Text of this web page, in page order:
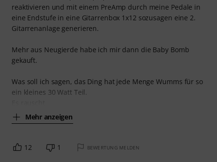
reaktivieren und mit einem PreAmp durch meine Pedale in
eine Endstufe in eine Gitarrenbox 1x12 sozusagen eine 2.
Gitarrenanlage generieren.
Mehr aus Neugierde habe ich mir dann die Baby Bomb
gekauft.
Was soll ich sagen, das Ding hat jede Menge Wumms für so
ein kleines 30 Watt Teil.
Mehr anzeigen
12 1 BEWERTUNG MELDEN